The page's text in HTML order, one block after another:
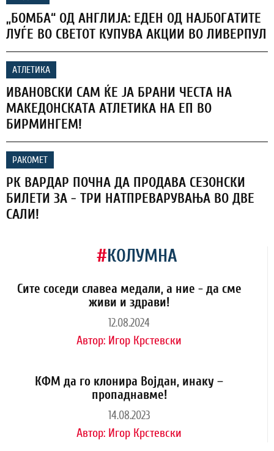
„БОМБА“ ОД АНГЛИЈА: ЕДЕН ОД НАЈБОГАТИТЕ
ЛУЃЕ ВО СВЕТОТ КУПУВА АКЦИИ ВО ЛИВЕРПУЛ
АТЛЕТИКА
ИВАНОВСКИ САМ ЌЕ ЈА БРАНИ ЧЕСТА НА
МАКЕДОНСКАТА АТЛЕТИКА НА ЕП ВО
БИРМИНГЕМ!
РАКОМЕТ
РК ВАРДАР ПОЧНА ДА ПРОДАВА СЕЗОНСКИ
БИЛЕТИ ЗА - ТРИ НАТПРЕВАРУВАЊА ВО ДВЕ
САЛИ!
#КОЛУМНА
Сите соседи славеа медали, а ние - да сме
живи и здрави!
12.08.2024
Автор: Игор Крстевски
КФМ да го клонира Војдан, инаку –
пропаднавме!
14.08.2023
Автор: Игор Крстевски